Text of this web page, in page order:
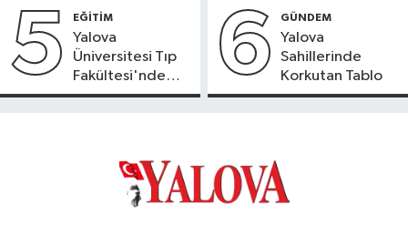
5 EĞİTİM
Yalova
Üniversitesi Tıp
Fakültesi'nde
Yeni Dönem
6 GÜNDEM
Yalova
Sahillerinde
Korkutan Tablo